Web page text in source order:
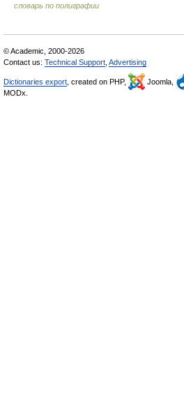
словарь по полиграфии
© Academic, 2000-2026
Contact us: Technical Support Advertising
Dictionaries export , created on PHP, Joomla,
MODx.